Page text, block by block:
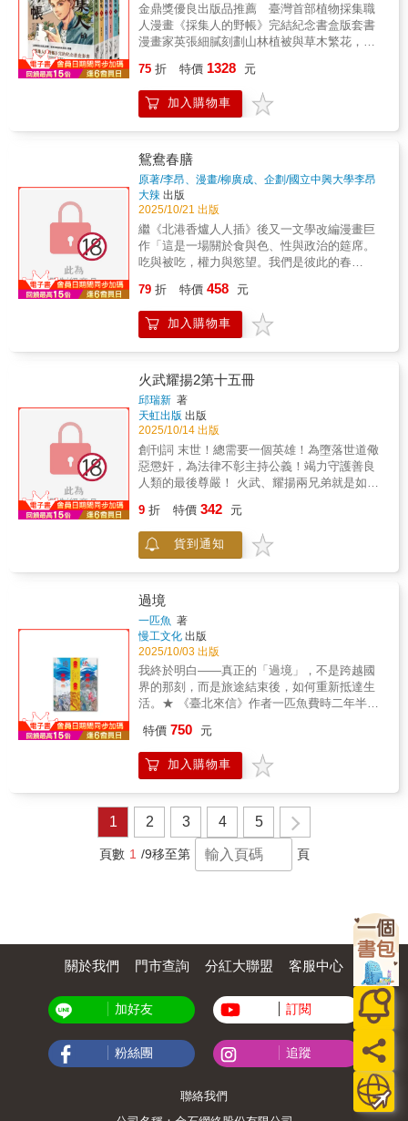
金鼎獎優良出版品推薦 臺灣首部植物採集職
人漫畫《採集人的野帳》完結紀念書盒版套書
漫畫家英張細膩刻劃山林植被與草木繁花，沿
草繁花經採集鑑定，終成標本；採集當下的紀
錄，即為野帳。」 1924年，臺灣最古老也典藏
最豐富的植物標本館——腊葉館落成。《採集
原生植物研究的黃金年代！
75 折 特價 1328 元
加入購物車
鴛鴦春膳
原著/李昂、漫畫/柳廣成、企劃/國立中興大學李昂
文藏館著
大辣 出版
2025/10/21 出版
繼《北港香爐人人插》後又一文學改編漫畫巨
作「這是一場關於食與色、性與政治的筵席。
吃與被吃，權力與慾望。我們是彼此的春
昂（作家）╳柳廣成（香港漫畫家）治犯的最
後一餐╳閨閣3P性愛今秋最火辣最艷異的
Fusion Dining及時把握！「生命之中，或許沒
色推薦――黃美娥（台灣大學台灣文學研究所
教授）汪浩（牛津大學國際關係學博士、作
家）朱宥勳（作家）麥人杰（漫畫家）阮光民
（漫畫家）李桐豪（作家、記者）倪瑞宏（仙
女藝術家）★限制級漫畫文學╳漫畫跨界創
作，揭開台灣社會最禁忌的慾望！食與色，性
與權力，我們是彼此的春膳。由作家李昂創作
小說《鴛鴦春膳》（已授權法文版）為本，跨
界合作香港漫畫作者柳廣成，以漫畫形式重新
對於性別、權力的深刻探討，以視覺藝術語言
完美呈現。李昂受訪時曾說：吃是本能行為。
我愛肉類、食材、烹飪。我希望以這個主題、
這份樂事，撰寫一部完整且連貫的小說。美饌
時常與性和愛連結，但我也想融入政治、文化
面向，並圍繞著一名女性角色，從生到死，勾
勒出一幅大時代畫像。法媒對此小說評論：這
本書也可被視為一連串的風景與肖像畫。或是
一道菜、一個食材如何訴說台灣歷史的某一層
面，叩問其多元的認同，探詢混合的文化，並
揭露所有的象徵與政治面向。作家蔡素芬說：
「李昂將飲食書寫發揮出政治、文化、社會相
互關係的想像力，開闢書寫新境，也讓讀者飽
食了飲食文學奇觀。」★《鴛鴦春膳》探索服
從與權力的關係漫畫擷取原著〈牛肉麵〉與
穿全書的象徵——吃的不只是食物，更是歷
史、權力與身體。從白色恐怖的牢房，到權力
宴席的餐桌，一碗牛肉麵、一桌春膳，成為台
灣歷史與人性慾望的鏡像。〈牛肉麵〉以白色
恐怖時期的監獄為舞台，一碗牛肉麵成為生與
揭示人性慾望如何吞噬理想。這不只是情色與
政治的挑戰之作，更是一場文學與漫畫跨界對
話，讓觀看變成閱讀，讓閱讀化為凝視。【內
容簡介】牛肉麵、春膳到3P場景——原作者與
漫畫家怎麼玩出新火花？ 一碗牛肉麵既從側面
寫出白色恐怖時代的殘酷現實，也折射出對政
治隔絕中的對岸的種種想象與現實的差距。就
如同牢裡想要叫一碗「台灣牛肉麵」給政治犯
死囚，牛肉麵未送達，清晨囚友被送出槍斃。
原本寄望用食物來達到安慰，同樣成了無以挽
回的遺憾……在這部挑戰尺度與意識邊界的圖
像小說中，漫畫同時也描繪一位因政治迫害失
去自由與身體主權的男子，出獄後面對的不只
79 折 特價 458 元
加入購物車
火武耀揚2第十五冊
邱瑞新 著
天虹出版 出版
2025/10/14 出版
創刊詞 末世！總需要一個英雄！為墮落世道儆
惡懲奸，為法律不彰主持公義！竭力守護善良
人類的最後尊嚴！ 火武、耀揚兩兄弟就是如夢
2 》一部把江湖漫畫舞台搬到台灣的大膽創新
故事！以真實黑道實況，創造出一個宏偉而震
撼人心的江湖世界！有道地的台灣角頭！有蠱
滿暴力美學的血淋淋故事！緊張刺激而撼動人
心。就是這部漫畫作品的特色，看過的讀者朋
友必定有超乎想像的收穫！然後愛不釋手！
9 折 特價 342 元
貨到通知
過境
一匹魚 著
慢工文化 出版
2025/10/03 出版
我終於明白——真正的「過境」，不是跨越國
界的那刻，而是旅途結束後，如何重新抵達生
活。★ 《臺北來信》作者一匹魚費時二年半繪
人書寫中隱藏的西藏議題、邊境政治2009年離
職後，我與妻子乘著青藏鐵路再訪西藏，在曠
野、險路與步行中，時間被迫放慢，所有困惑
外見證天葬；被藏人公務員強佔巴士，卻得到
珠穆朗瑪峰上顯現的瑰麗彩虹；小心包裝禁書
的書店店員、在邊境燒掉所有證件的旅店奶
奶。從拉薩到尼泊爾的泥濘山道，見證無數次
特價 750 元
加入購物車
1 2 3 4 5
頁數 1 /9移至第 頁
關於我們 門市查詢 分紅大聯盟 客服中心
加好友 訂閱
粉絲團 追蹤
聯絡我們